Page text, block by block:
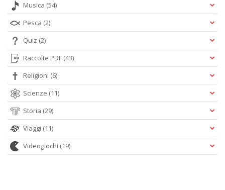
Musica (54)
Pesca (2)
Quiz (2)
Raccolte PDF (43)
Religioni (6)
Scienze (11)
Storia (29)
Viaggi (11)
Videogiochi (19)